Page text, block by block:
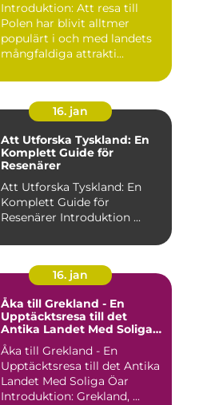
Introduktion: Att resa till
Polen har blivit alltmer
populärt i och med landets
mångfaldiga attrakti...
16. jan
Att Utforska Tyskland: En
Komplett Guide för
Resenärer
Att Utforska Tyskland: En
Komplett Guide för
Resenärer Introduktion ...
16. jan
Åka till Grekland - En
Upptäcktsresa till det
Antika Landet Med Soliga
Öar
Åka till Grekland - En
Upptäcktsresa till det Antika
Landet Med Soliga Öar
Introduktion: Grekland, ...